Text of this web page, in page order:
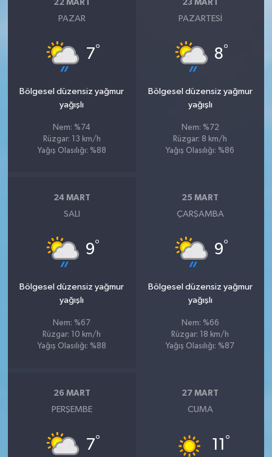
22 MART
PAZAR
7°
Bölgesel düzensiz yağmur
yağışlı
Nem: %74
Rüzgar: 13 km/h
Yağış Olasılığı: %88
23 MART
PAZARTESI
8°
Bölgesel düzensiz yağmur
yağışlı
Nem: %72
Rüzgar: 8 km/h
Yağış Olasılığı: %86
24 MART
SALI
9°
Bölgesel düzensiz yağmur
yağışlı
Nem: %67
Rüzgar: 10 km/h
Yağış Olasılığı: %88
25 MART
ÇARŞAMBA
9°
Bölgesel düzensiz yağmur
yağışlı
Nem: %66
Rüzgar: 18 km/h
Yağış Olasılığı: %87
26 MART
PERŞEMBE
7°
27 MART
CUMA
11 °